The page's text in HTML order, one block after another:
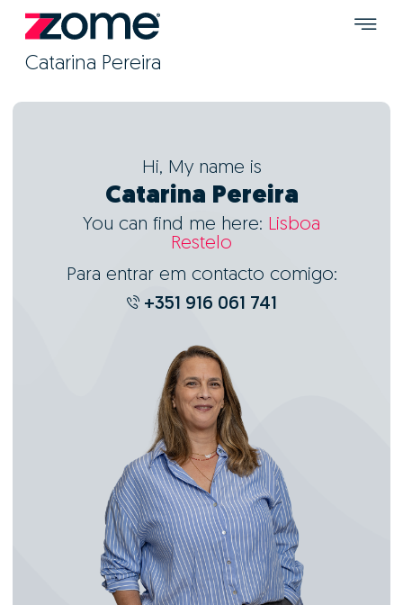
Catarina Pereira
Hi, My name is
Catarina Pereira
You can find me here: Lisboa
Restelo
Para entrar em contacto comigo:
+351 916 061 741